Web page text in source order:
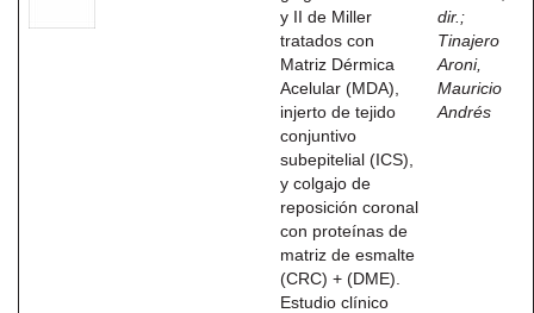
y II de Miller
tratados con
Matriz Dérmica
Acelular (MDA),
injerto de tejido
conjuntivo
subepitelial (ICS),
y colgajo de
reposición coronal
con proteínas de
matriz de esmalte
(CRC) + (DME).
Estudio clínico
dir. ;
Tinajero
Aroni,
Mauricio
Andrés